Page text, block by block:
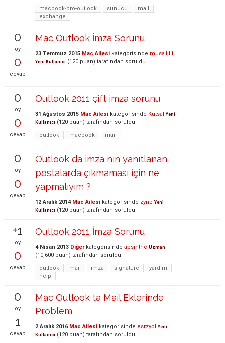
macbook-pro-outlook
sunucu
mail
exchange
0
oy
0
cevap
Mac Outlook İmza Sorunu
23 Temmuz 2015 Mac Ailesi kategorisinde musa111
Yeni Kullanıcı (120 puan) tarafından soruldu
0
oy
0
cevap
Outlook 2011 çift imza sorunu
31 Ağustos 2015 Mac Ailesi kategorisinde Kutsal Yeni
Kullanıcı (120 puan) tarafından soruldu
outlook
macbook mail
0
oy
0
cevap
Outlook da imza nın yanıtlanan
postalarda çıkmaması için ne
yapmalıyım ?
12 Aralık 2014 Mac Ailesi kategorisinde zynp Yeni
Kullanıcı (120 puan) tarafından soruldu
+1
oy
0
cevap
Outlook 2011 İmza Sorunu
4 Nisan 2013 Diğerkategorisinde absinthe Uzman
(10,600 puan) tarafından soruldu
outlook
mail imza signature
yardım
help
0
oy
1
cevap
Mac Outlook ta Mail Eklerinde
Problem
2 Aralık 2016 Mac Ailesi kategorisinde esrzybl Yeni
Kullanıcı (120 puan) tarafından soruldu